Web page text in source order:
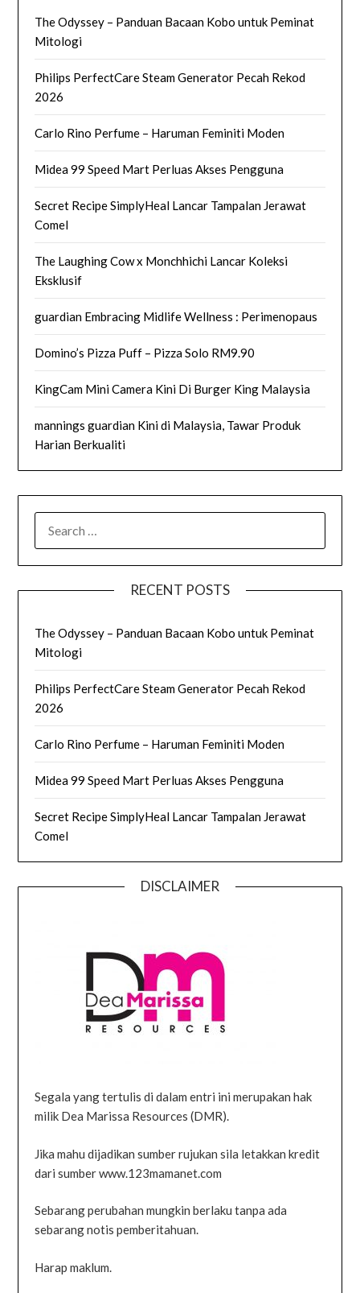
The Odyssey – Panduan Bacaan Kobo untuk Peminat
Mitologi
Philips PerfectCare Steam Generator Pecah Rekod
2026
Carlo Rino Perfume – Haruman Feminiti Moden
Midea 99 Speed Mart Perluas Akses Pengguna
Secret Recipe SimplyHeal Lancar Tampalan Jerawat
Comel
The Laughing Cow x Monchhichi Lancar Koleksi
Eksklusif
guardian Embracing Midlife Wellness : Perimenopaus
Domino’s Pizza Puff – Pizza Solo RM9.90
KingCam Mini Camera Kini Di Burger King Malaysia
mannings guardian Kini di Malaysia, Tawar Produk
Harian Berkualiti
FOR:
RECENT POSTS
The Odyssey – Panduan Bacaan Kobo untuk Peminat
Mitologi
Philips PerfectCare Steam Generator Pecah Rekod
2026
Carlo Rino Perfume – Haruman Feminiti Moden
Midea 99 Speed Mart Perluas Akses Pengguna
Secret Recipe SimplyHeal Lancar Tampalan Jerawat
Comel
DISCLAIMER
Segala yang tertulis di dalam entri ini merupakan hak
milik Dea Marissa Resources (DMR).
Jika mahu dijadikan sumber rujukan sila letakkan kredit
dari sumber www.123mamanet.com
Sebarang perubahan mungkin berlaku tanpa ada
sebarang notis pemberitahuan.
Harap maklum.